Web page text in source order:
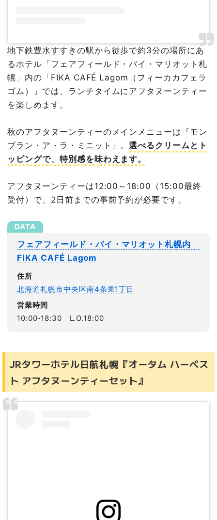
地下鉄豊水すすきの駅から徒歩で約3分の場所にあ
るホテル「フェアフィールド・バイ・マリオット札
幌」内の「FIKA CAFÉ Lagom（フィーカカフェラ
ゴム）」では、ランチタイムにアフタヌーンティー
を楽しめます。
秋のアフタヌーンティーのメインメニューは『モン
ブラン・ア・ラ・ミニット』。選べるクリームとト
ッピングで、特別感を味わえます。
アフタヌーンティーは12:00～18:00（15:00最終
受付）で、2日前までの事前予約が必要です。
フェアフィールド・バイ・マリオット札幌内
FIKA CAFÉ Lagom
住所
北海道札幌市中央区南4条東1丁目
営業時間
10:00‐18:30 L.O.18:00
JRタワーホテル日航札幌『オータム ハーベス
ト アフタヌーンティーセット』